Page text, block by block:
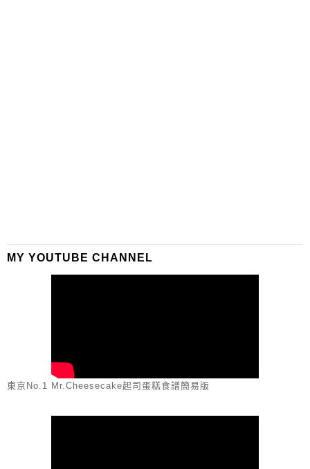
MY YOUTUBE CHANNEL
東京No.1 Mr.Cheesecake起司蛋糕食譜簡易版